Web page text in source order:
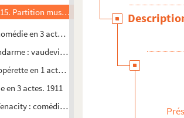
Partition musicale
en 3 actes. 1875
: vaudeville militaire en 3 actes. 1907
en 1 acte. 1933
en 3 actes. 1911
: comédie en 3 actes. 1920